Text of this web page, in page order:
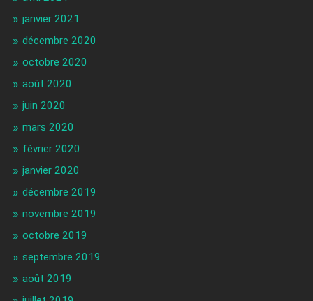
janvier 2021
décembre 2020
octobre 2020
août 2020
juin 2020
mars 2020
février 2020
janvier 2020
décembre 2019
novembre 2019
octobre 2019
septembre 2019
août 2019